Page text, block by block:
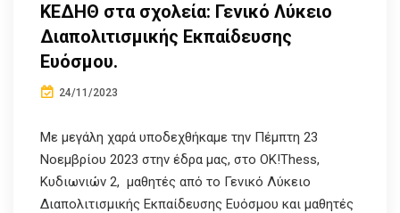
ΚΕΔΗΘ στα σχολεία: Γενικό Λύκειο
Διαπολιτισμικής Εκπαίδευσης
Ευόσμου.
24/11/2023
Με μεγάλη χαρά υποδεχθήκαμε την Πέμπτη 23
Νοεμβρίου 2023 στην έδρα μας, στο ΟK!Thess,
Κυδιωνιών 2, μαθητές από το Γενικό Λύκειο
Διαπολιτισμικής Εκπαίδευσης Ευόσμου και μαθητές